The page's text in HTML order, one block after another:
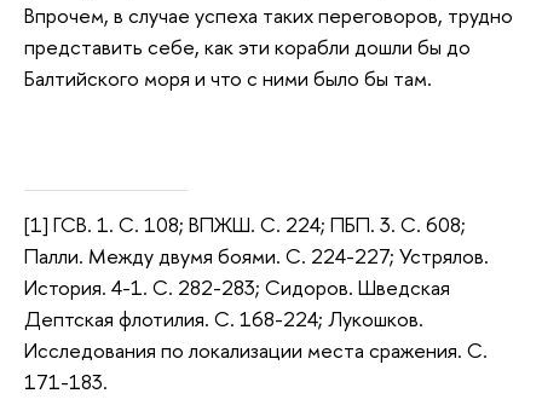
Впрочем, в случае успеха таких переговоров, трудно
представить себе, как эти корабли дошли бы до
Балтийского моря и что с ними было бы там.
[1] ГСВ. 1. С. 108; ВПЖШ. С. 224; ПБП. 3. С. 608;
Палли. Между двумя боями. С. 224-227; Устрялов.
История. 4-1. С. 282-283; Сидоров. Шведская
Дептская флотилия. С. 168-224; Лукошков.
Исследования по локализации места сражения. С.
171-183.